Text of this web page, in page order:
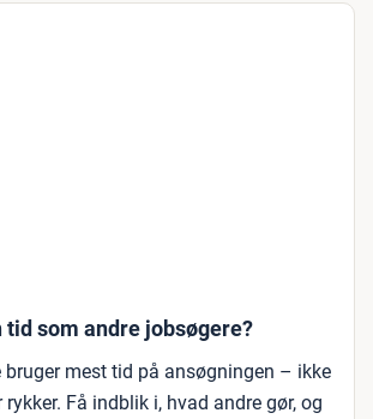
tid som andre jobsøgere?
bruger mest tid på ansøgningen – ikke
rykker. Få indblik i, hvad andre gør, og